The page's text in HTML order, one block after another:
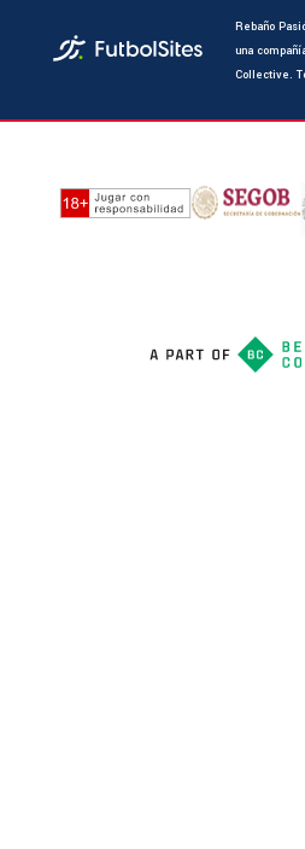
Rebaño
una
Collective.